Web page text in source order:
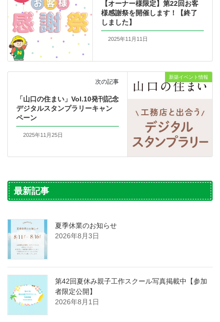
【オーナー様限定】第22回お客
様感謝祭を開催します！【終了
しました】
2025年11月11日
新築イベント情報
次の記事
「山口の住まい」Vol.10発刊記念
デジタルスタンプラリーキャン
ペーン
2025年11月25日
最新記事
夏季休業のお知らせ
2026年8月3日
第42回夏休み親子工作スクール写真掲載中【参加
者限定公開】
2026年8月1日